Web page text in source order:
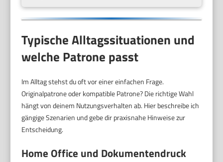
Typische Alltagssituationen und
welche Patrone passt
Im Alltag stehst du oft vor einer einfachen Frage.
Originalpatrone oder kompatible Patrone? Die richtige Wahl
hängt von deinem Nutzungsverhalten ab. Hier beschreibe ich
gängige Szenarien und gebe dir praxisnahe Hinweise zur
Entscheidung.
Home Office und Dokumentendruck